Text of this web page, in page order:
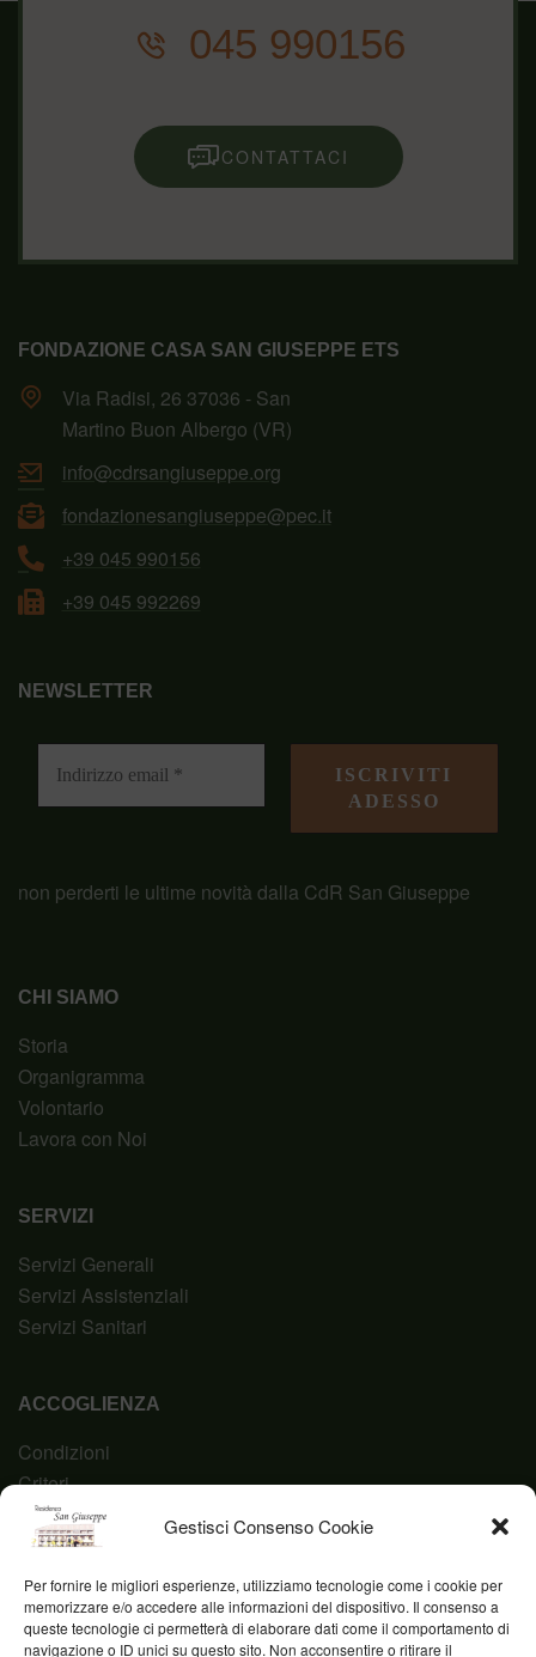
Gestisci Consenso Cookie
Per fornire le migliori esperienze, utilizziamo tecnologie come i cookie per
memorizzare e/o accedere alle informazioni del dispositivo. Il consenso a
queste tecnologie ci permetterà di elaborare dati come il comportamento di
navigazione o ID unici su questo sito. Non acconsentire o ritirare il
045 990156
CONTATTACI
FONDAZIONE CASA SAN GIUSEPPE ETS
Via Radisi, 26 37036 - San
Martino Buon Albergo (VR)
info@cdrsangiuseppe.org
fondazionesangiuseppe@pec.it
+39 045 990156
+39 045 992269
CHI SIAMO
Storia
Organigramma
Volontario
Lavora con Noi
SERVIZI
Servizi Generali
Servizi Assistenziali
Servizi Sanitari
ACCOGLIENZA
Condizioni
Criteri
Domanda
Codice Etico
NEWSLETTER
non perderti le ultime novità dalla CdR San Giuseppe